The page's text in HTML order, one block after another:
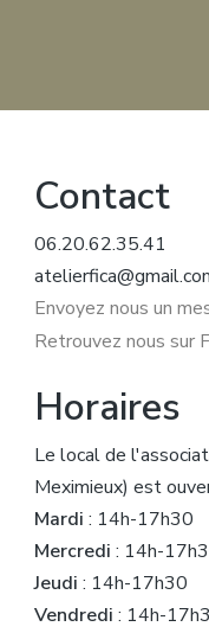
Contact
06.20.62.35.41
Envoyez nous un
Retrouvez nous sur
Horaires
Le local de
Meximieux) est
Mardi : 14h-17h30
Mercredi : 14h-
Jeudi : 14h-17h30
Vendredi : 14h-